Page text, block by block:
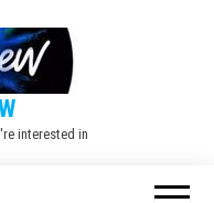
interested in